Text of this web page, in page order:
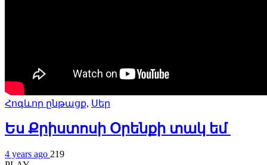
Հոգևոր ընթացք, Սեր
Ես Քրիստոսի Օրենքի տակ եմ
4 years ago 219